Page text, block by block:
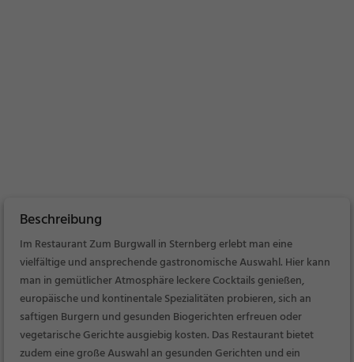
Beschreibung
Im Restaurant Zum Burgwall in Sternberg erlebt man eine
vielfältige und ansprechende gastronomische Auswahl. Hier kann
man in gemütlicher Atmosphäre leckere Cocktails genießen,
europäische und kontinentale Spezialitäten probieren, sich an
saftigen Burgern und gesunden Biogerichten erfreuen oder
vegetarische Gerichte ausgiebig kosten. Das Restaurant bietet
zudem eine große Auswahl an gesunden Gerichten und ein